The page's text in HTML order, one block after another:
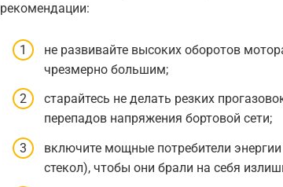
рекомендации:
не развивайте высоких оборотов
чрезмерно большим;
старайтесь не делать резких
перепадов напряжения бортовой сети;
включите мощные потребители
стекол), чтобы они брали на себя